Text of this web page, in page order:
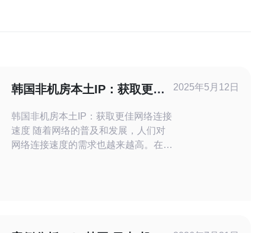
韩国非机房本土IP：获取更佳
韩国非机房本土IP：获取更佳网络连接
速度 随着网络的普及和发展，人们对
网络连接速度的需求也越来越高。在韩
房本土IP可以避免机房网络拥堵和限
2025年5月12日